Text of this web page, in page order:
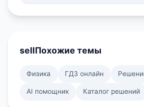
sellПохожие темы
Физика ГДЗ онлайн
AI помощник Каталог решений